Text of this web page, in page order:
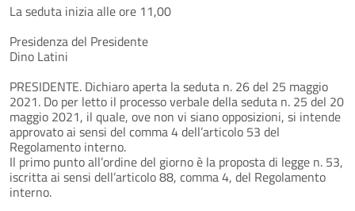
La seduta inizia alle ore 11,00
Presidenza del Presidente
Dino Latini
PRESIDENTE. Dichiaro aperta la seduta n. 26 del 25 maggio
2021. Do per letto il processo verbale della seduta n. 25 del 20
maggio 2021, il quale, ove non vi siano opposizioni, si intende
approvato ai sensi del comma 4 dell’articolo 53 del
Regolamento interno.
Il primo punto all’ordine del giorno è la proposta di legge n. 53,
iscritta ai sensi dell’articolo 88, comma 4, del Regolamento
interno.